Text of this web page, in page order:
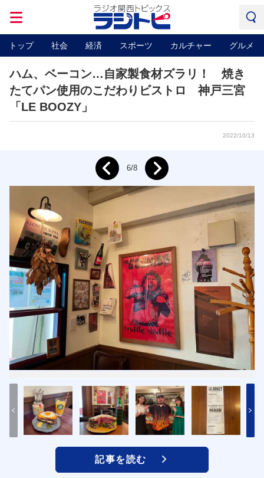
トップ 社会 経済 スポーツ カルチャー グルメ
ハム、ベーコン…自家製食材ズラリ！ 焼き
たてパン使用のこだわりビストロ 神戸三宮
「LE BOOZY」
2022/10/13
Prev 6/8 Next
記事を読む